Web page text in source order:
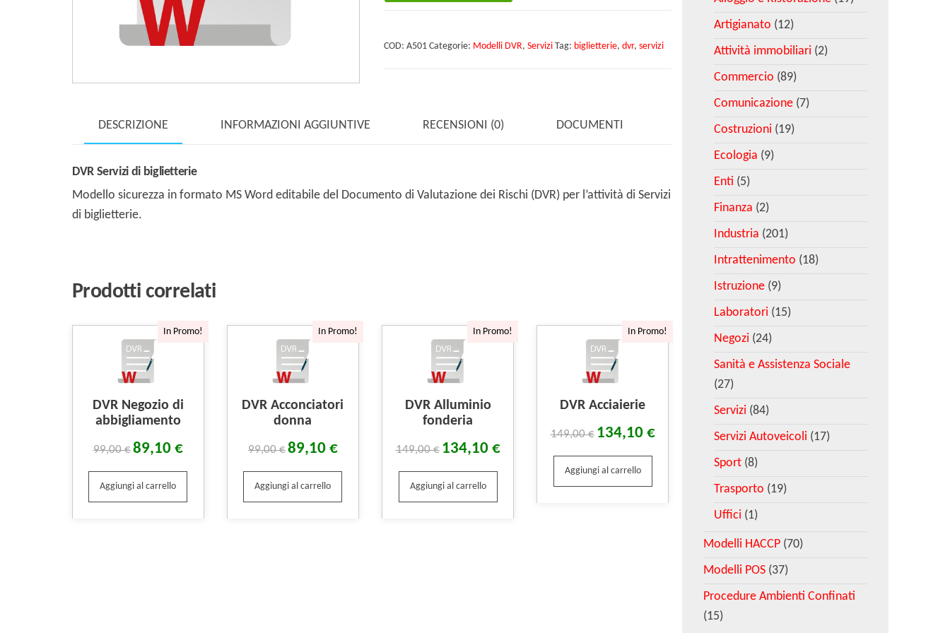
COD: A501 Categorie: Modelli DVR, Servizi Tag: biglietterie, dvr, servizi
DESCRIZIONE INFORMAZIONI AGGIUNTIVE RECENSIONI (0) DOCUMENTI
DVR Servizi di biglietterie
Modello sicurezza in formato MS Word editabile del Documento di Valutazione dei Rischi (DVR) per l’attività di Servizi
di biglietterie.
Prodotti correlati
In Promo!
DVR Negozio di
abbigliamento
99,00€89,10 €
Aggiungi al carrello
In Promo!
DVR Acconciatori
donna
99,00€89,10 €
Aggiungi al carrello
In Promo!
DVR Alluminio
fonderia
149,00€ 134,10 €
Aggiungi al carrello
In Promo!
DVR Acciaierie
149,00€ 134,10 €
Aggiungi al carrello
Artigianato (12)
Attività immobiliari (2)
Commercio (89)
Comunicazione (7)
Costruzioni (19)
Ecologia (9)
Enti (5)
Finanza (2)
Industria (201)
Intrattenimento (18)
Istruzione (9)
Laboratori (15)
Negozi (24)
Sanità e Assistenza Sociale
(27)
Servizi (84)
Servizi Autoveicoli (17)
Sport (8)
Trasporto (19)
Uffici (1)
Modelli HACCP (70)
Modelli POS (37)
Procedure Ambienti Confinati
(15)